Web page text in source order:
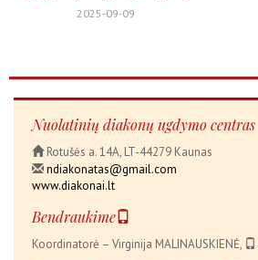
2025-09-09
Nuolatinių diakonų ugdymo centras
Rotušės a. 14A, LT-44279 Kaunas
ndiakonatas@gmail.com
www.diakonai.lt
Bendraukime
Koordinatorė – Virginija MALINAUSKIENĖ,